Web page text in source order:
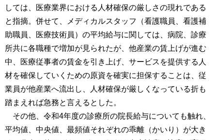
しては、医療業界における人材確保の厳しさの現れである
と指摘。併せて、メディカルスタッフ（看護職員、看護補
助職員、医療技術員）の平均給与に関しては、病院、診療
所共に各職種で増加が見られたが、他産業の賃上げが進む
中、医療従事者の賃金を引き上げ、サービスを提供する人
材を確保していくための原資を確実に担保することは、従
業員が他産業へ流出し、人材確保が厳しくなっている折も
踏まえれば急務と言えるとした。
その他、令和4年度の診療所の院長給与についても触れ、
平均値、中央値、最頻値それぞれの乖離（かいり）が大き